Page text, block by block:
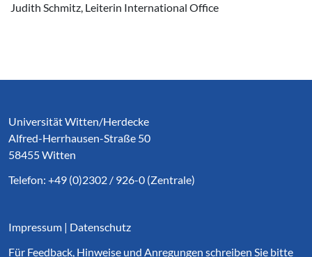
Judith Schmitz, Leiterin International Office
Universität Witten/Herdecke
Alfred-Herrhausen-Straße 50
58455 Witten
Telefon: +49 (0)2302 / 926-0 (Zentrale)
Impressum | Datenschutz
Für Feedback, Hinweise und Anregungen schreiben Sie bitte